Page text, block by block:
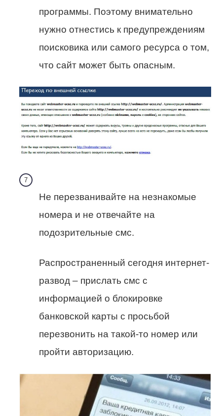
программы. Поэтому внимательно
нужно отнестись к предупреждениям
поисковика или самого ресурса о том,
что сайт может быть опасным.
Не перезванивайте на незнакомые
номера и не отвечайте на
подозрительные смс.
Распространенный сегодня интернет-
развод – прислать смс с
информацией о блокировке
банковской карты с просьбой
перезвонить на такой-то номер или
пройти авторизацию.